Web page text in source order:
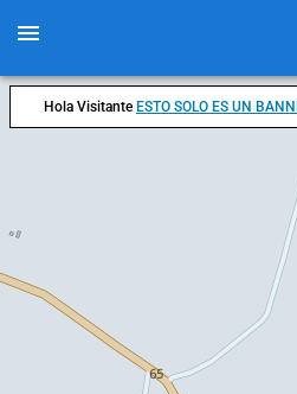
Hola Visitante ESTO SOLO ES UN